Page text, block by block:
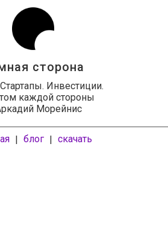
сторона
Инвестиции.
каждой стороны
Морейнис
| блог | скачать